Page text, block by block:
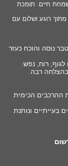
חיים. תומכת
רוגע ושלום עם
נוסה והוכח כעזר
רוח, נפש.
בהצלחה רבה.
ההרכבים הכימית
בעייתיים ונותנת